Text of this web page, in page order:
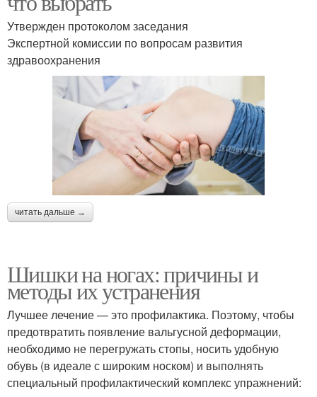
Утвержден протоколом заседания
Экспертной комиссии по вопросам развития
здравоохранения
читать дальше →
Шишки на ногах: причины и
методы их устранения
Лучшее лечение — это профилактика. Поэтому, чтобы
предотвратить появление вальгусной деформации,
необходимо не перегружать стопы, носить удобную
обувь (в идеале с широким носком) и выполнять
специальный профилактический комплекс упражнений: